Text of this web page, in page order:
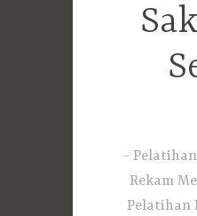
Pelatihan
Rekam
Pelatihan